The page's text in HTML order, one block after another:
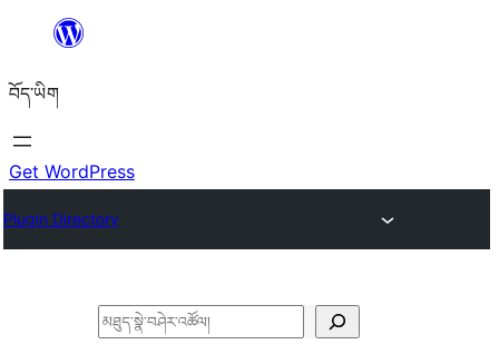
content
བོད་ཡིག
Get WordPress
Plugin Directory
བཤེར་